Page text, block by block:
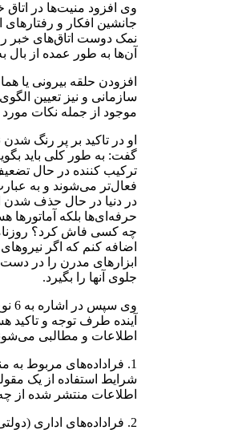
وی افزود منیت‌ها در
جانشین افکار و
نمک دوست اتاق‌های خبر
آن‌ها به طور عمده از بال
افزودن حلقه بیرونی یا
سازمانی و نیز تعیین
موجود از جمله نکات مورد
او در تاکید بر پر رنگ
گفت: به طور کلی باید
ترکیب کننده در حال
فعال‌تر می‌شوند و به
در دنیا در حال حذف شدن
حرفه‌ای‌ها بلکه آماتورها
چه کسی فاش کرد؟ روزنامه
اضافه کنم که اگر
ابزارهای مدرن را در
جلوی آنها را بگیرد.
اطلاعات و مطالبی
شرایط استفاده از یک
اطلاعات منتشر شده از